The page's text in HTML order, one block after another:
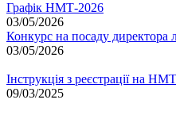
Графік НМТ-2026
03/05/2026
Конкурс на посаду директора
03/05/2026
Інструкція з реєстрації на НМТ
09/03/2025